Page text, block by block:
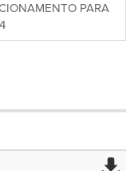
PARA